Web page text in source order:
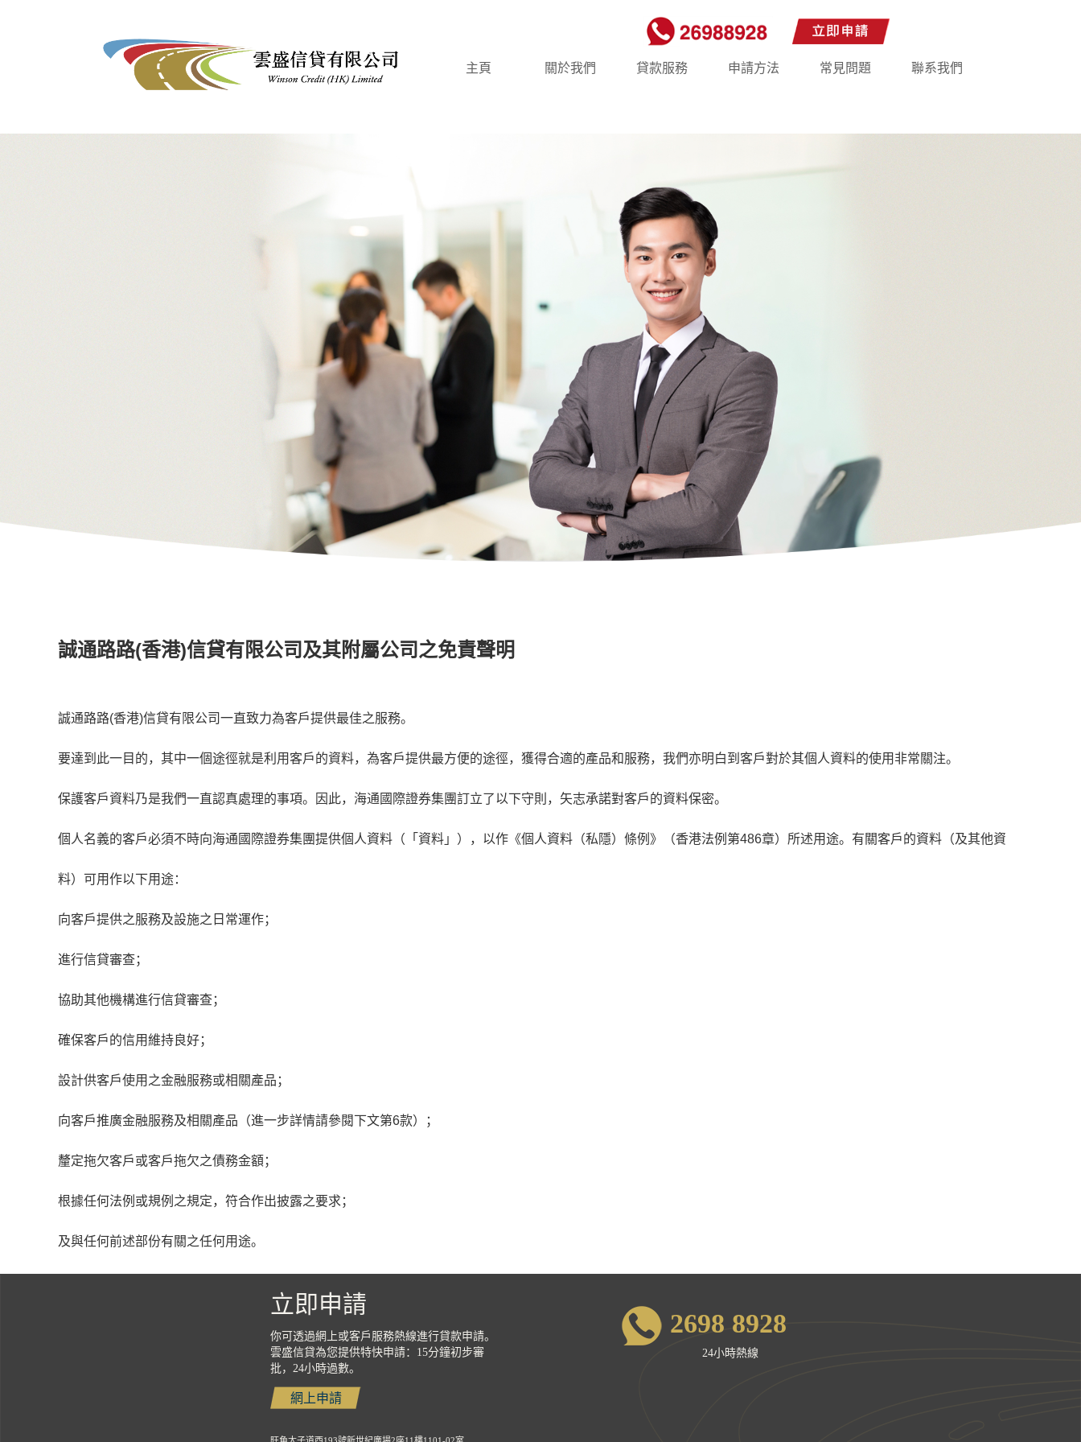
主頁 關於我們 貸款服務 申請方法 常見問題 聯系我們
誠通路路(香港)信貸有限公司及其附屬公司之免責聲明
誠通路路(香港)信貸有限公司一直致力為客戶提供最佳之服務。
要達到此一目的，其中一個途徑就是利用客戶的資料，為客戶提供最方便的途徑，獲得合適的產品和服務，我們亦明白到客戶對於其個人資料的使用非常關注。
保護客戶資料乃是我們一直認真處理的事項。因此，海通國際證券集團訂立了以下守則，矢志承諾對客戶的資料保密。
個人名義的客戶必須不時向海通國際證券集團提供個人資料（「資料」），以作《個人資料（私隱）條例》（香港法例第486章）所述用途。有關客戶的資料（及其他資
料）可用作以下用途：
向客戶提供之服務及設施之日常運作；
進行信貸審查；
協助其他機構進行信貸審查；
確保客戶的信用維持良好；
設計供客戶使用之金融服務或相關產品；
向客戶推廣金融服務及相關產品（進一步詳情請參閱下文第6款）；
釐定拖欠客戶或客戶拖欠之債務金額；
根據任何法例或規例之規定，符合作出披露之要求；
及與任何前述部份有關之任何用途。
立即申請
你可透過網上或客戶服務熱線進行貸款申請。
雲盛信貸為您提供特快申請：15分鐘初步審
批，24小時過數。
網上申請
2698 8928
24小時熱線